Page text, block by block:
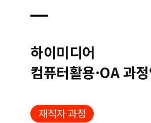
하이미디어
컴퓨터활용·OA 과
재직자 과정